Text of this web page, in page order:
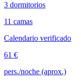
3 dormitorios
11 camas
Calendario verificado
61 €
pers./noche (aprox.)